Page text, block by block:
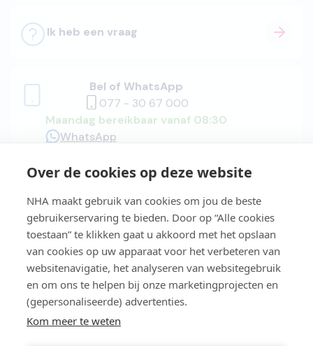
Over de cookies op deze website
NHA maakt gebruik van cookies om jou de beste
gebruikerservaring te bieden. Door op “Alle cookies
toestaan” te klikken gaat u akkoord met het opslaan
van cookies op uw apparaat voor het verbeteren van
websitenavigatie, het analyseren van websitegebruik
en om ons te helpen bij onze marketingprojecten en
(gepersonaliseerde) advertenties.
Kom meer te weten
Ik heb een vraag
Bel of WhatsApp
077 - 30 67 000
Maandag bereikbaar vanaf 08:30
WhatsApp
Easy Learning®
Studiegids